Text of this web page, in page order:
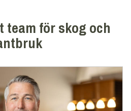
team för skog och